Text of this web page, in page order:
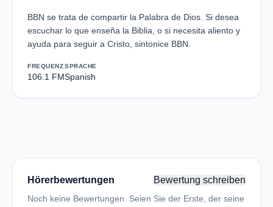
BBN se trata de compartir la Palabra de Dios. Si desea
escuchar lo que enseña la Biblia, o si necesita aliento y
ayuda para seguir a Cristo, sintonice BBN.
FREQUENZ
106.1 FM
SPRACHE
Spanish
Hörerbewertungen Bewertung schreiben
Noch keine Bewertungen. Seien Sie der Erste, der seine